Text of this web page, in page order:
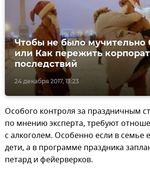
24 декабря 2017, 13:23
Чтобы не было мучительно
или Как пережить
последствий
Особого контроля за праздничным
по мнению эксперта, требуют
с алкоголем. Особенно если в семье
дети, а в программе праздника
петард и фейерверков.